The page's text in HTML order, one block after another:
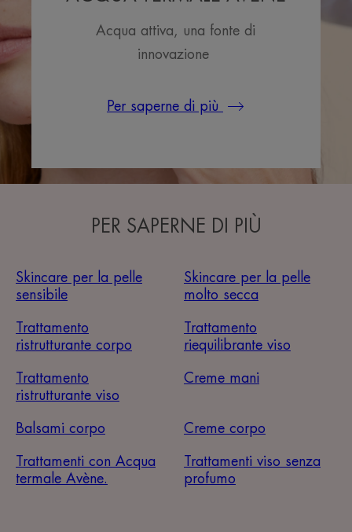
Acqua attiva, una fonte di
innovazione
Per saperne di più
PER SAPERNE DI PIÙ
Skincare per la pelle
sensibile
Skincare per la pelle
molto secca
Trattamento
ristrutturante corpo
Trattamento
riequilibrante viso
Trattamento
ristrutturante viso
Creme mani
Balsami corpo Creme corpo
Trattamenti con Acqua
termale Avène.
Trattamenti viso senza
profumo